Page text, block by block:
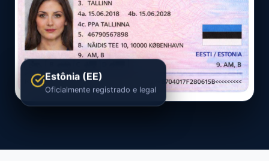
Estônia (EE)
Oficialmente registrado e legal